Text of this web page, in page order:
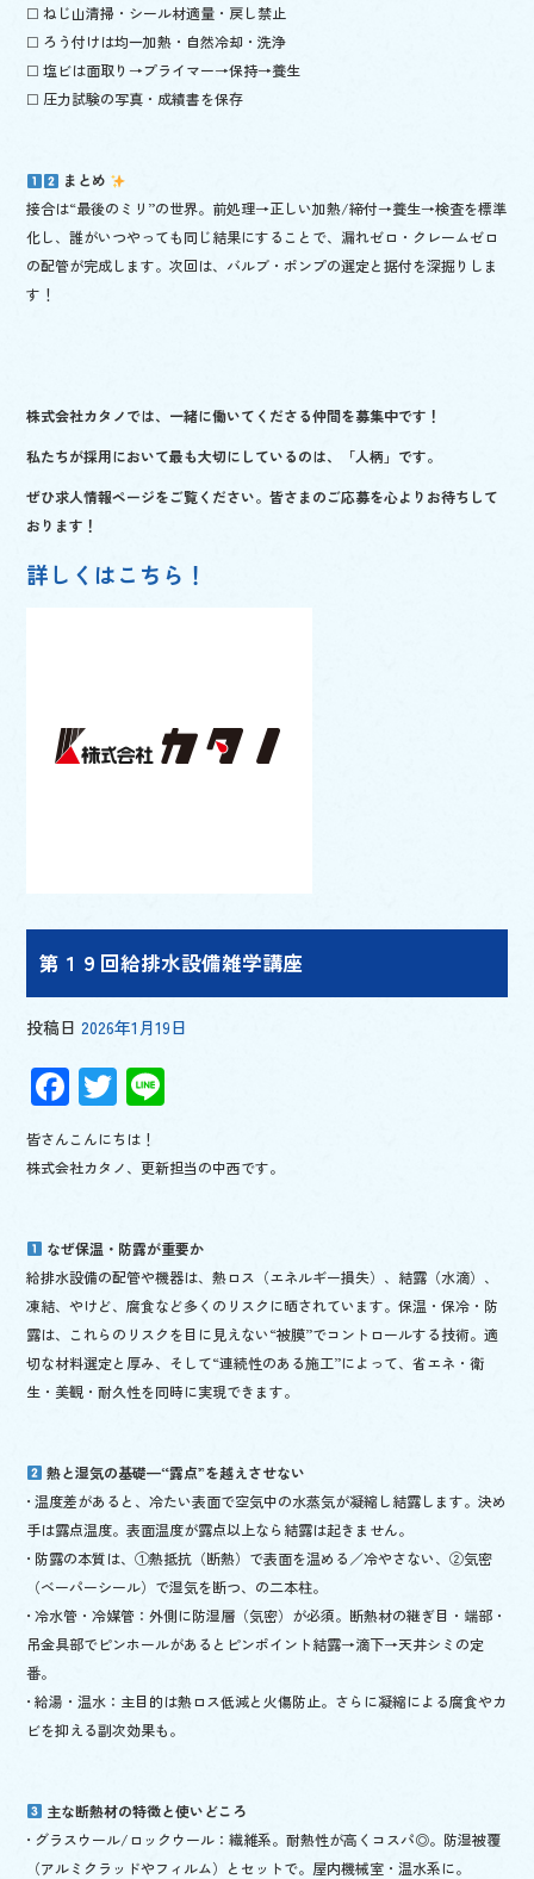
☐ ねじ山清掃・シール材適量・戻し禁止
☐ ろう付けは均一加熱・自然冷却・洗浄
☐ 塩ビは面取り→プライマー→保持→養生
☐ 圧力試験の写真・成績書を保存
まとめ
接合は“最後のミリ”の世界。前処理→正しい加熱/締付→養生→検査を標準
化し、誰がいつやっても同じ結果にすることで、漏れゼロ・クレームゼロ
の配管が完成します。次回は、バルブ・ポンプの選定と据付を深掘りしま
す！
株式会社カタノでは、一緒に働いてくださる仲間を募集中です！
私たちが採用において最も大切にしているのは、「人柄」です。
ぜひ求人情報ページをご覧ください。皆さまのご応募を心よりお待ちして
おります！
詳しくはこちら！
第１９回給排水設備雑学講座
投稿日 2026年1月19日
F
ac
e
o
o
k
T
wi
tt e
皆さんこんにちは！
株式会社カタノ、更新担当の中西です。
なぜ保温・防露が重要か
給排水設備の配管や機器は、熱ロス（エネルギー損失）、結露（水滴）、
凍結、やけど、腐食など多くのリスクに晒されています。保温・保冷・防
露は、これらのリスクを目に見えない“被膜”でコントロールする技術。適
切な材料選定と厚み、そして“連続性のある施工”によって、省エネ・衛
生・美観・耐久性を同時に実現できます。
熱と湿気の基礎—“露点”を越えさせない
• 温度差があると、冷たい表面で空気中の水蒸気が凝縮し結露します。決め
手は露点温度。表面温度が露点以上なら結露は起きません。
• 防露の本質は、①熱抵抗（断熱）で表面を温める／冷やさない、②気密
（ベーパーシール）で湿気を断つ、の二本柱。
• 冷水管・冷媒管：外側に防湿層（気密）が必須。断熱材の継ぎ目・端部・
吊金具部でピンホールがあるとピンポイント結露→滴下→天井シミの定
番。
• 給湯・温水：主目的は熱ロス低減と火傷防止。さらに凝縮による腐食やカ
ビを抑える副次効果も。
主な断熱材の特徴と使いどころ
• グラスウール/ロックウール：繊維系。耐熱性が高くコスパ◎。防湿被覆
（アルミクラッドやフィルム）とセットで。屋内機械室・温水系に。